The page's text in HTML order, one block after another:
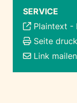
SERVICE
Plaintext -
Seite
Link mailen